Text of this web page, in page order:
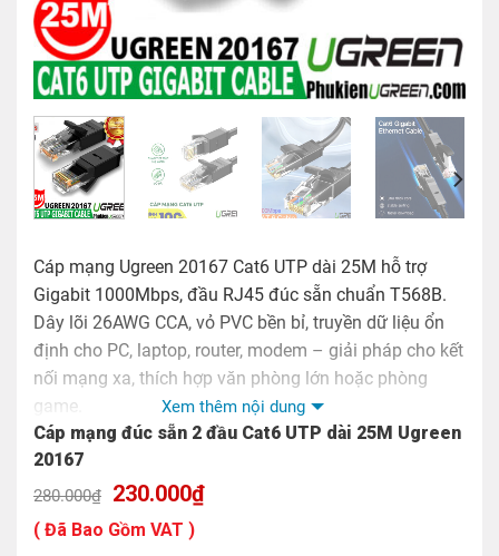
Cáp mạng Ugreen 20167 Cat6 UTP dài 25M hỗ trợ
Gigabit 1000Mbps, đầu RJ45 đúc sẵn chuẩn T568B.
Dây lõi 26AWG CCA, vỏ PVC bền bỉ, truyền dữ liệu ổn
định cho PC, laptop, router, modem – giải pháp cho kết
nối mạng xa, thích hợp văn phòng lớn hoặc phòng
game.
Xem thêm nội dung
Cáp mạng đúc sẵn 2 đầu Cat6 UTP dài 25M Ugreen
20167
280.000₫
Giá
gốc
là:
280.000₫.
230.000₫Giá
( Đã Bao Gồm VAT )